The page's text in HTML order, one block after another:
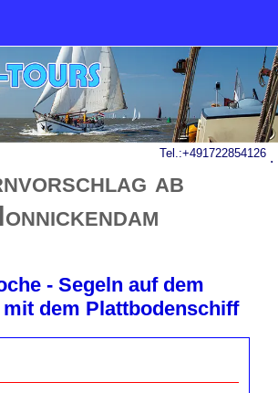
Tel.:+491722854126
ab
- Segeln auf dem
dem Plattbodenschiff
.